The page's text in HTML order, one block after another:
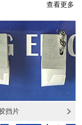
查看更多
挡片